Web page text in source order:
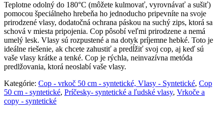
Teplotne odolný do 180°C (môžete kulmovať, vyrovnávať a sušiť)
pomocou špeciálneho hrebeňa ho jednoducho pripevníte na svoje
prirodzené vlasy, dodatočná ochrana páskou na suchý zips, ktorá sa
schová v miesta pripojenia. Cop pôsobí veľmi prirodzene a nemá
umelý lesk. Vlasy sú rozpustené a na dotyk príjemne hebké. Toto je
ideálne riešenie, ak chcete zahustiť a predĺžiť svoj cop, aj keď sú
vaše vlasy krátke a tenké. Cop je rýchla, neinvazívna metóda
predlžovania, ktorá neoslabí vaše vlasy.
Kategórie: Cop - vrkoč 50 cm - syntetické, Vlasy - Syntetické, Cop
50 cm - syntetické, Príčesky- syntetické a ľudské vlasy, Vrkoče a
copy - syntetické